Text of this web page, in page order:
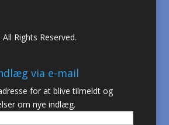
Rights Reserved.
via e-mail
for at blive tilmeldt og
om nye indlæg.